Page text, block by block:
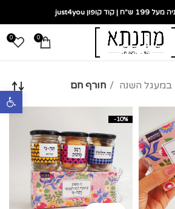
פתח
0
0
במעגל השנה חורף חם
-10%